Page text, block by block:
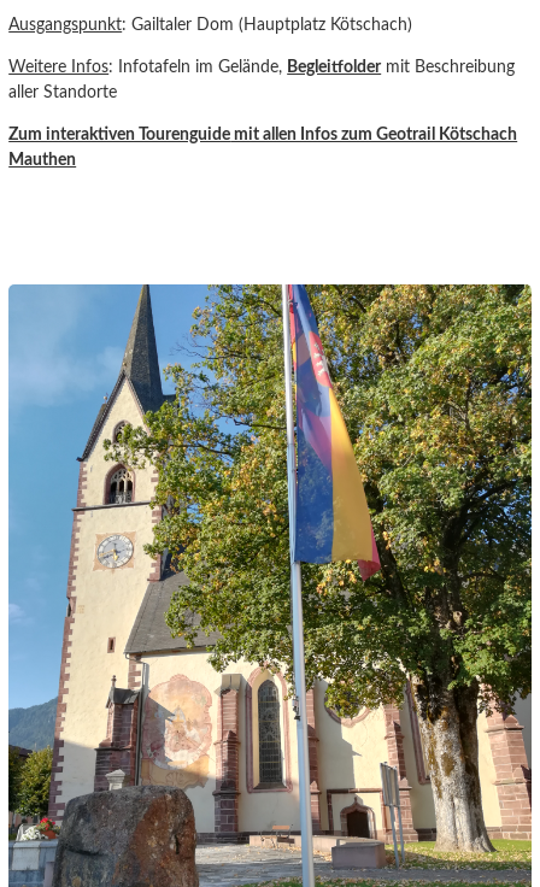
Ausgangspunkt: Gailtaler Dom (Hauptplatz Kötschach)
Weitere Infos: Infotafeln im Gelände, Begleitfoldermit Beschreibung
aller Standorte
Zum interaktiven Tourenguide mit allen Infos zum Geotrail Kötschach
Mauthen